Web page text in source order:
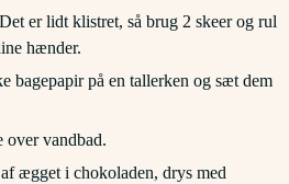
er lidt klistret, så brug 2 skeer og rul
hænder.
bagepapir på en tallerken og sæt dem
over vandbad.
ægget i chokoladen, drys med